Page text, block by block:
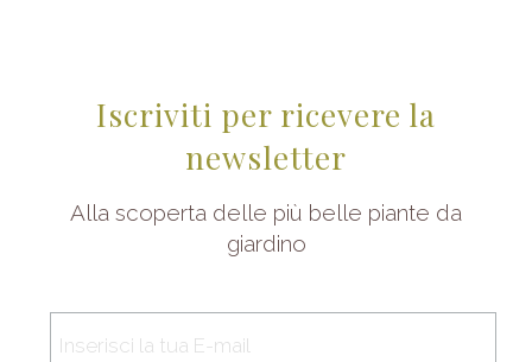
Iscriviti per ricevere la
newsletter
Alla scoperta delle più belle piante da
giardino